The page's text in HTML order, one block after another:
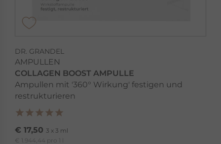
DR. GRANDEL
AMPULLEN
COLLAGEN BOOST AMPULLE
Ampullen mit '360° Wirkung' festigen und
restrukturieren
€ 17,50 3 x 3 ml
€ 1.944,44 pro 1 l